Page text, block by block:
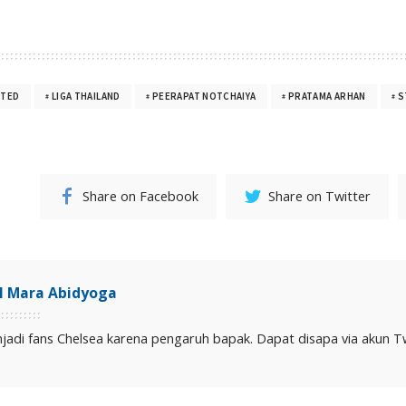
LIGA THAILAND PEERAPAT NOTCHAIYA PRATAMA ARHAN
Share on Facebook Share on Twitter
Mara Abidyoga
fans Chelsea karena pengaruh bapak. Dapat disapa via akun